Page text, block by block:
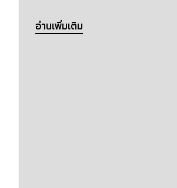
อ่านเพิ่มเติม